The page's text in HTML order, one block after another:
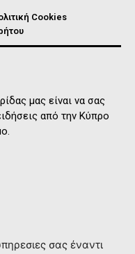
Cookies
μας είναι να σας
από την Κύπρο
σας έναντι